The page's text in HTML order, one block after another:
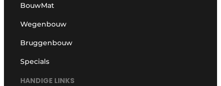
BouwMat
Wegenbouw
Bruggenbouw
Specials
HANDIGE LINKS